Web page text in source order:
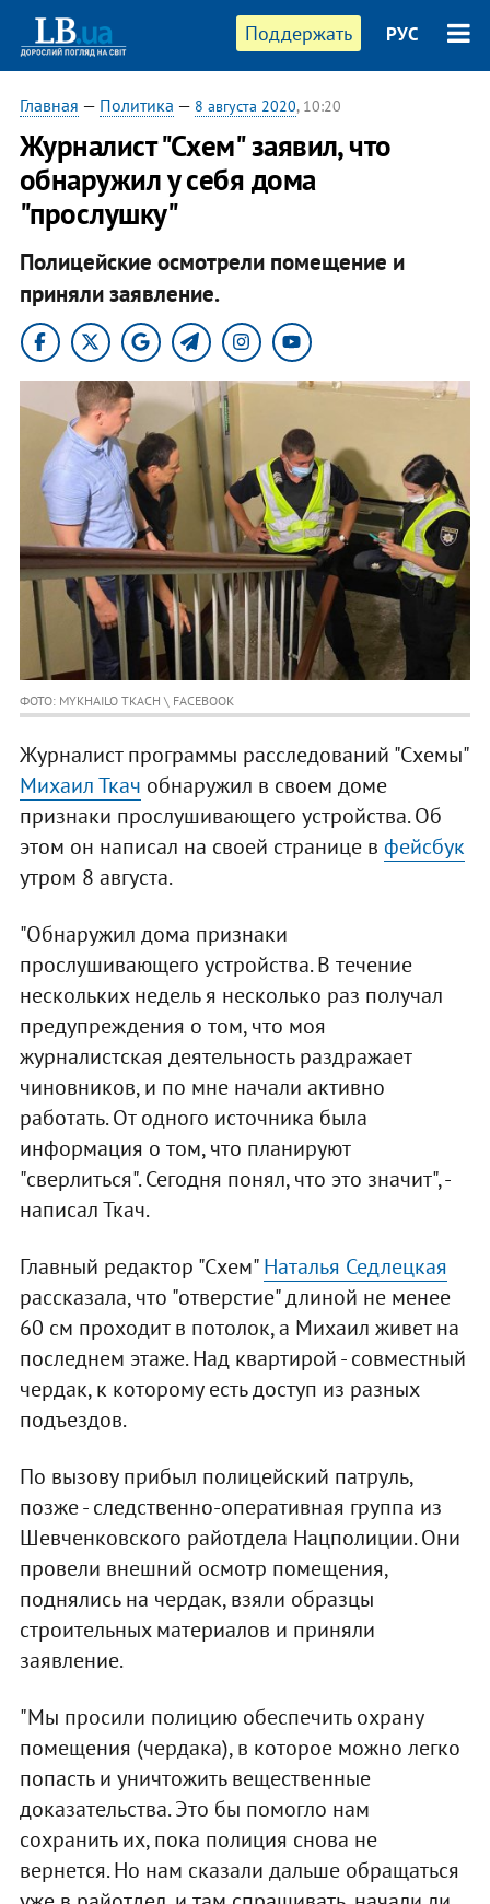
Поддержать РУС
Главная — Политика — 8 августа 2020, 10:20
Журналист "Схем" заявил, что
обнаружил у себя дома
"прослушку"
Полицейские осмотрели помещение и
приняли заявление.
ФОТО: MYKHAILO TKACH \ FACEBOOK
Журналист программы расследований "Схемы"
Михаил Ткач обнаружил в своем доме
признаки прослушивающего устройства. Об
этом он написал на своей странице в фейсбук
утром 8 августа.
"Обнаружил дома признаки
прослушивающего устройства. В течение
нескольких недель я несколько раз получал
предупреждения о том, что моя
журналистская деятельность раздражает
чиновников, и по мне начали активно
работать. От одного источника была
информация о том, что планируют
"сверлиться". Сегодня понял, что это значит", -
написал Ткач.
Главный редактор "Схем"Наталья Седлецкая
рассказала, что "отверстие" длиной не менее
60 см проходит в потолок, а Михаил живет на
последнем этаже. Над квартирой - совместный
чердак, к которому есть доступ из разных
подъездов.
По вызову прибыл полицейский патруль,
позже - следственно-оперативная группа из
Шевченковского райотдела Нацполиции. Они
провели внешний осмотр помещения,
поднялись на чердак, взяли образцы
строительных материалов и приняли
заявление.
"Мы просили полицию обеспечить охрану
помещения (чердака), в которое можно легко
попасть и уничтожить вещественные
доказательства. Это бы помогло нам
сохранить их, пока полиция снова не
вернется. Но нам сказали дальше обращаться